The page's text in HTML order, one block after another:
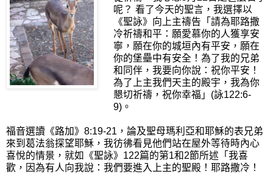
呢？ 看了今天的聖言，我選擇以
《聖詠》向上主禱告「請為耶路撒
冷祈禱和平：願愛慕你的人獲享安
寧，願在你的城垣內有平安，願在
你的堡壘中有安全！為了我的兄弟
和同伴，我要向你說：祝你平安！
為了上主我們天主的殿宇，我為你
懇切祈禱，祝你幸福」(詠122:6-
9)。
福音選讀《路加》8:19-21，論及聖母瑪利亞和耶穌的表兄弟
來到葛法翁探望耶穌，我彷彿看見他們站在屋外等待時內心
喜悅的情景，就如《聖詠》122篇的第1和2節所述「我喜
歡，因為有人向我說：我們要進入上主的聖殿！耶路撒冷！